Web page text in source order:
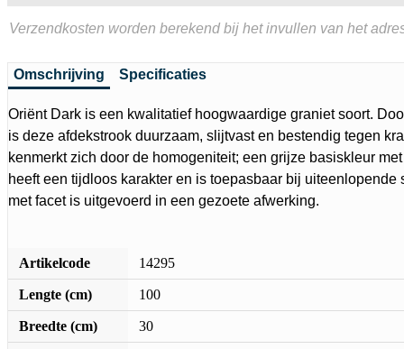
Verzendkosten worden berekend bij het invullen van het
Omschrijving Specificaties
Oriënt Dark is een kwalitatief hoogwaardige graniet soort.
is deze afdekstrook duurzaam, slijtvast en bestendig tegen
kenmerkt zich door de homogeniteit; een grijze basiskleur
heeft een tijdloos karakter en is toepasbaar bij uiteenlopende
met facet is uitgevoerd in een gezoete afwerking.
Artikelcode 14295
Lengte (cm) 100
Breedte (cm) 30